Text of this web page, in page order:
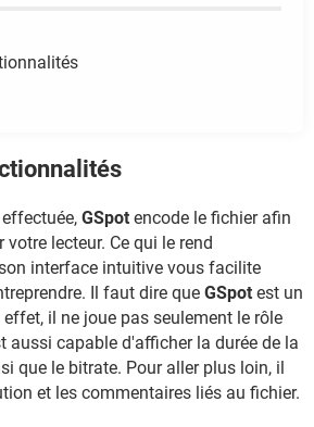
GSpot encode le fichier afin
lecteur. Ce qui le rend
interface intuitive vous facilite
Il faut dire que GSpot est un
il ne joue pas seulement le rôle
aussi capable d'afficher la durée de la
que le bitrate. Pour aller plus loin, il
et les commentaires liés au fichier.